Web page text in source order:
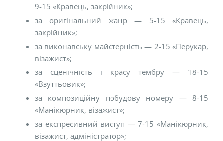
9-15 «Кравець, закрійник»;
за оригінальний жанр — 5-15 «Кравець,
закрійник»;
за виконавську майстерність — 2-15 «Перукар,
візажист»;
за сценічність і красу тембру — 18-15
«Взуттьовик»;
за композиційну побудову номеру — 8-15
«Манікюрник, візажист»;
за експресивний виступ — 7-15 «Манікюрник,
візажист, адміністратор»;